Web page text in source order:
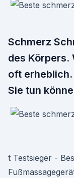
Schmerz
des Körpers.
oft
Sie tun
t Testsieger -